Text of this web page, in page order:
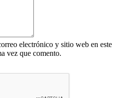
electrónico y sitio web en este
vez que comento.